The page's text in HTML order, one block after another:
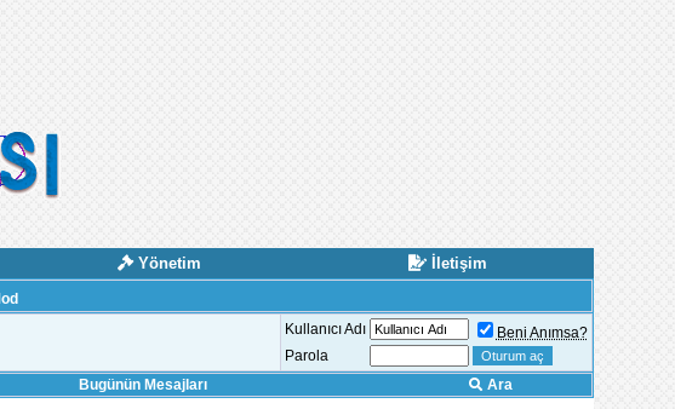
Yönetim İletişim
Kullanıcı Adı
Beni Anımsa?
Parola
Bugünün Mesajları Ara